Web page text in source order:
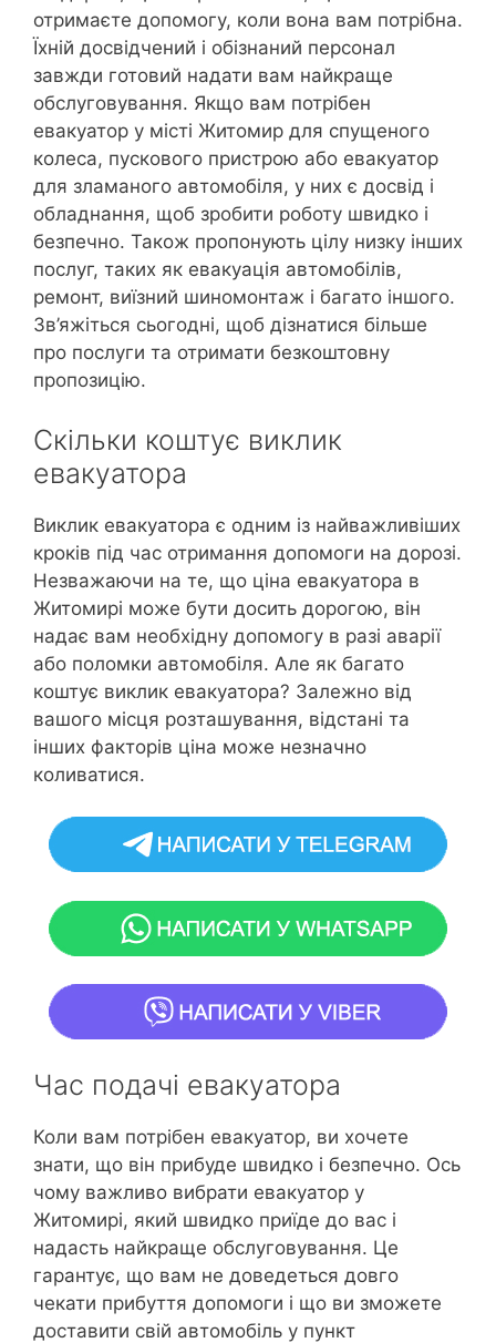
отримаєте допомогу, коли вона вам потрібна.
Їхній досвідчений і обізнаний персонал
завжди готовий надати вам найкраще
обслуговування. Якщо вам потрібен
евакуатор у місті Житомир для спущеного
колеса, пускового пристрою або евакуатор
для зламаного автомобіля, у них є досвід і
обладнання, щоб зробити роботу швидко і
безпечно. Також пропонують цілу низку інших
послуг, таких як евакуація автомобілів,
ремонт, виїзний шиномонтаж і багато іншого.
Зв’яжіться сьогодні, щоб дізнатися більше
про послуги та отримати безкоштовну
пропозицію.
Скільки коштує виклик
евакуатора
Виклик евакуатора є одним із найважливіших
кроків під час отримання допомоги на дорозі.
Незважаючи на те, що ціна евакуатора в
Житомирі може бути досить дорогою, він
надає вам необхідну допомогу в разі аварії
або поломки автомобіля. Але як багато
коштує виклик евакуатора? Залежно від
вашого місця розташування, відстані та
інших факторів ціна може незначно
коливатися.
Час подачі евакуатора
Коли вам потрібен евакуатор, ви хочете
знати, що він прибуде швидко і безпечно. Ось
чому важливо вибрати евакуатор у
Житомирі, який швидко приїде до вас і
надасть найкраще обслуговування. Це
гарантує, що вам не доведеться довго
чекати прибуття допомоги і що ви зможете
доставити свій автомобіль у пункт